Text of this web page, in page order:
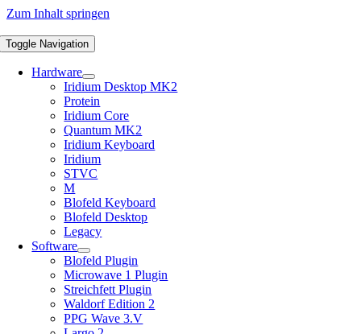
Zum Inhalt springen
Toggle Navigation
Hardware
Iridium Desktop MK2
Protein
Iridium Core
Quantum MK2
Iridium Keyboard
Iridium
STVC
M
Blofeld Keyboard
Blofeld Desktop
Legacy
Software
Blofeld Plugin
Microwave 1 Plugin
Streichfett Plugin
Waldorf Edition 2
PPG Wave 3.V